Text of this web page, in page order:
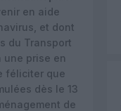
en aide
et dont
du Transport
une prise en
féliciter que
dès le 13
de